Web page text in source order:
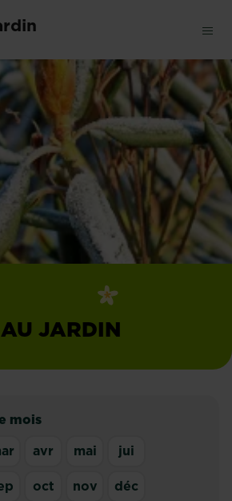
JARDIN
mois
avr mai
jui
oct nov déc